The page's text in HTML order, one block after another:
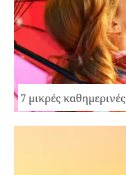
7 μικρές